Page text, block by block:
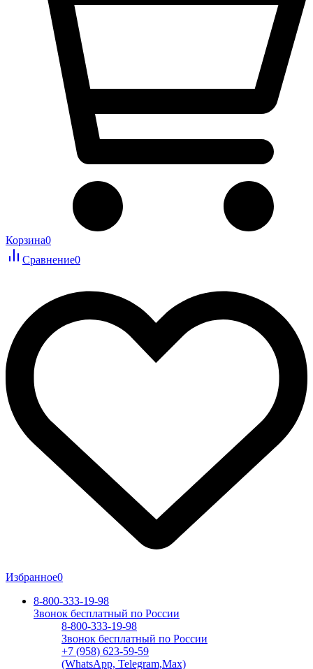
Корзина0
Сравнение0
Избранное0
8-800-333-19-98
Звонок бесплатный по России
8-800-333-19-98
Звонок бесплатный по России
+7 (958) 623-59-59
(WhatsApp, Telegram,Max)